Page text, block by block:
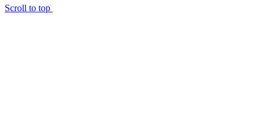
Scroll to top